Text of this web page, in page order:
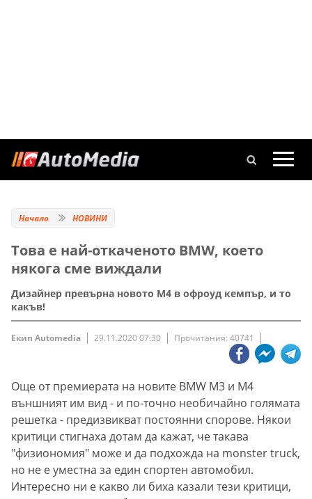
Начало НОВИНИ
Това е най-откаченото BMW, което
някога сме виждали
Дизайнер превърна новото М4 в офроуд кемпър, и то
какъв!
Екип Automedia 29.11.2020 07:30 Прочитания: 40741
Още от премиерата на новите BMW M3 и M4
външният им вид - и по-точно необичайно голямата
решетка - предизвикват постоянни спорове. Някои
критици стигнаха дотам да кажат, че такава
"физиономия" може и да подхожда на monster truck,
но не е уместна за един спортен автомобил.
Интересно ни е какво ли биха казали тези критици,